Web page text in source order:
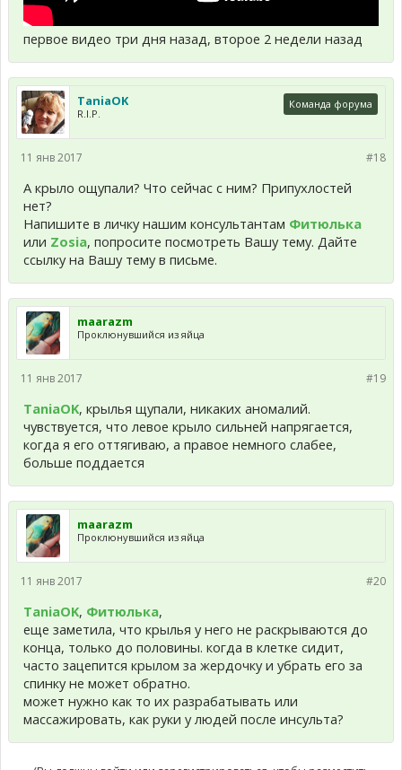
первое видео три дня назад, второе 2 недели назад
TaniaOK
R.I.P.
Команда форума
#18
11 янв 2017
А крыло ощупали? Что сейчас с ним? Припухлостей
нет?
Напишите в личку нашим консультантам Фитюлька
или Zosia, попросите посмотреть Вашу тему. Дайте
ссылку на Вашу тему в письме.
maarazm
Проклюнувшийся из яйца
#19
11 янв 2017
TaniaOK, крылья щупали, никаких аномалий.
чувствуется, что левое крыло сильней напрягается,
когда я его оттягиваю, а правое немного слабее,
больше поддается
maarazm
Проклюнувшийся из яйца
#20
11 янв 2017
TaniaOK, Фитюлька,
еще заметила, что крылья у него не раскрываются до
конца, только до половины. когда в клетке сидит,
часто зацепится крылом за жердочку и убрать его за
спинку не может обратно.
может нужно как то их разрабатывать или
массажировать, как руки у людей после инсульта?